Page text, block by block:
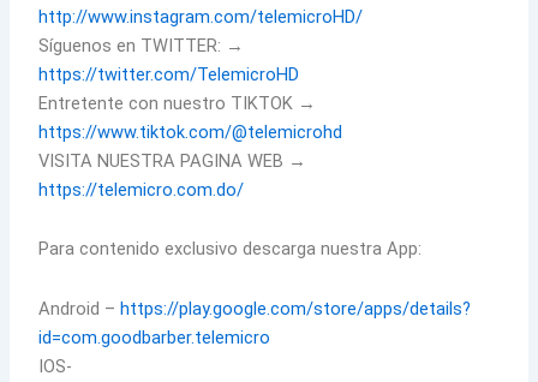
http://www.instagram.com/telemicroHD/
Síguenos en TWITTER: →
https://twitter.com/TelemicroHD
Entretente con nuestro TIKTOK →
https://www.tiktok.com/@telemicrohd
VISITA NUESTRA PAGINA WEB →
https://telemicro.com.do/
Para contenido exclusivo descarga nuestra App:
Android –https://play.google.com/store/apps/details?
id=com.goodbarber.telemicro
IOS-